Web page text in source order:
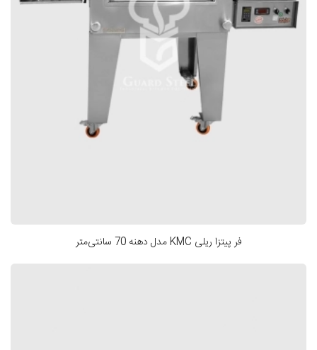
فر پیتزا ریلی KMC مدل دهنه 70 سانتی‌متر